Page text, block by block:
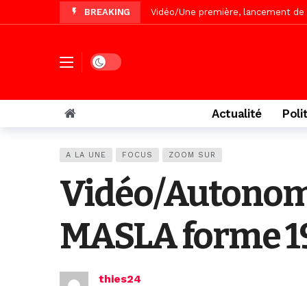
BREAKING Vidéo/Une première, lancement de
Vidéo/ L’arrivée spectaculaire à la
Vidéo/ Grand Thiès en deuil,
Vidéo/Magal Serigne Abdoulaye
Vidéo/Chérif Nehma Aïdara
Autoroute Dakar-Saint Louis, les
Dark mode
Actualité
A LA UNE FOCUS ZOOM SUR
Vidéo/
MASLA forme
thies24